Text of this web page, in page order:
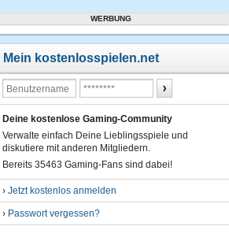
WERBUNG
Mein kostenlosspielen.net
Deine kostenlose Gaming-Community
Verwalte einfach Deine Lieblingsspiele und
diskutiere mit anderen Mitgliedern.
Bereits 35463 Gaming-Fans sind dabei!
› Jetzt kostenlos anmelden
› Passwort vergessen?